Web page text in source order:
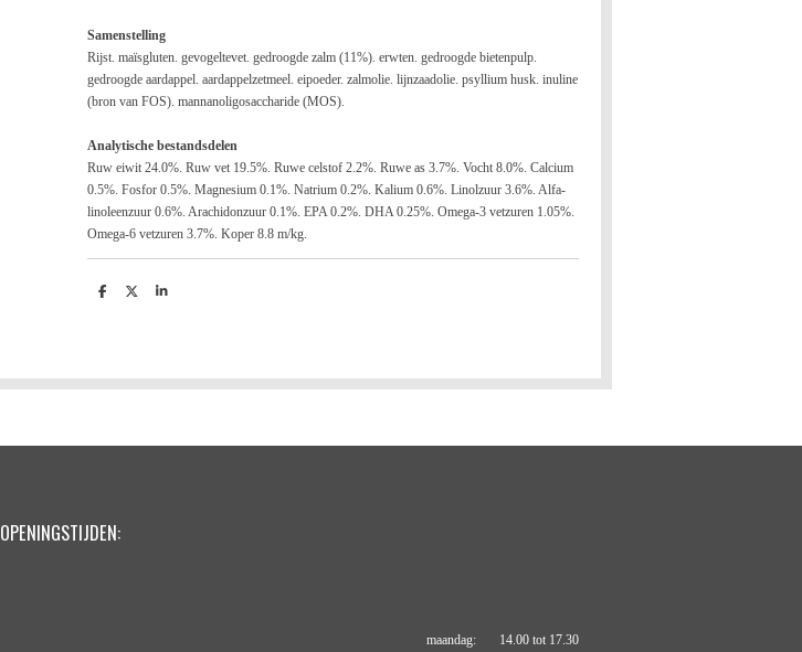
Samenstelling
Rijst. maïsgluten. gevogeltevet. gedroogde zalm (11%). erwten. gedroogde bietenpulp.
gedroogde aardappel. aardappelzetmeel. eipoeder. zalmolie. lijnzaadolie. psyllium husk. inuline
(bron van FOS). mannanoligosaccharide (MOS).
Analytische bestandsdelen
Ruw eiwit 24.0%. Ruw vet 19.5%. Ruwe celstof 2.2%. Ruwe as 3.7%. Vocht 8.0%. Calcium
0.5%. Fosfor 0.5%. Magnesium 0.1%. Natrium 0.2%. Kalium 0.6%. Linolzuur 3.6%. Alfa-
linoleenzuur 0.6%. Arachidonzuur 0.1%. EPA 0.2%. DHA 0.25%. Omega-3 vetzuren 1.05%.
Omega-6 vetzuren 3.7%. Koper 8.8 m/kg.
D
D
S
OPENINGSTIJDEN:
maandag: 14.00 tot 17.30